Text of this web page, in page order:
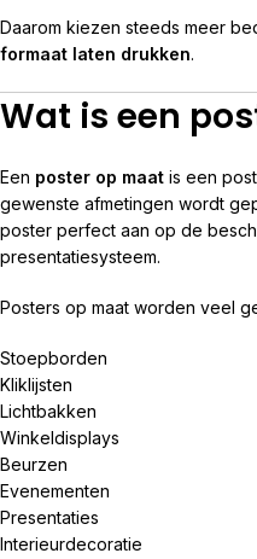
Daarom kiezen steeds meer
formaat laten drukken.
Wat is een
Een poster op maat is een
gewenste afmetingen wordt
poster perfect aan op de
presentatiesysteem.
Posters op maat worden veel
Stoepborden
Kliklijsten
Lichtbakken
Winkeldisplays
Beurzen
Evenementen
Presentaties
Interieurdecoratie